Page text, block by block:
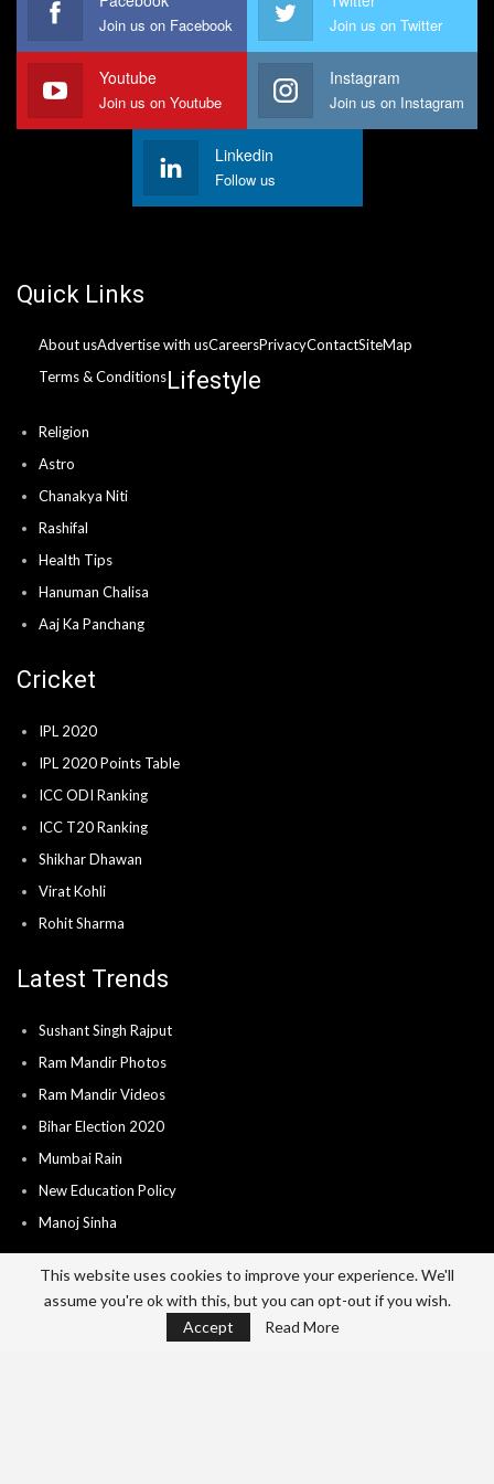
Join us on Facebook Join us on Twitter
Youtube
Join us on Youtube
Instagram
Join us on Instagram
Linkedin
Follow us
Quick Links
About usAdvertise with usCareersPrivacyContactSiteMap
Terms & Conditions Lifestyle
Religion
Astro
Chanakya Niti
Rashifal
Health Tips
Hanuman Chalisa
Aaj Ka Panchang
Cricket
IPL 2020
IPL 2020 Points Table
ICC ODI Ranking
ICC T20 Ranking
Shikhar Dhawan
Virat Kohli
Rohit Sharma
Latest Trends
Sushant Singh Rajput
Ram Mandir Photos
Ram Mandir Videos
Bihar Election 2020
Mumbai Rain
New Education Policy
Manoj Sinha
Home About Advertise
Career
Send News & Video’s
Contact
Privacy Policy
This website uses cookies to improve your experience. We'll
assume you're ok with this, but you can opt-out if you wish.
Accept
Read More